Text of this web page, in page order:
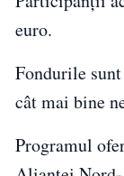
euro.
Fondurile
cât mai bine
Programul